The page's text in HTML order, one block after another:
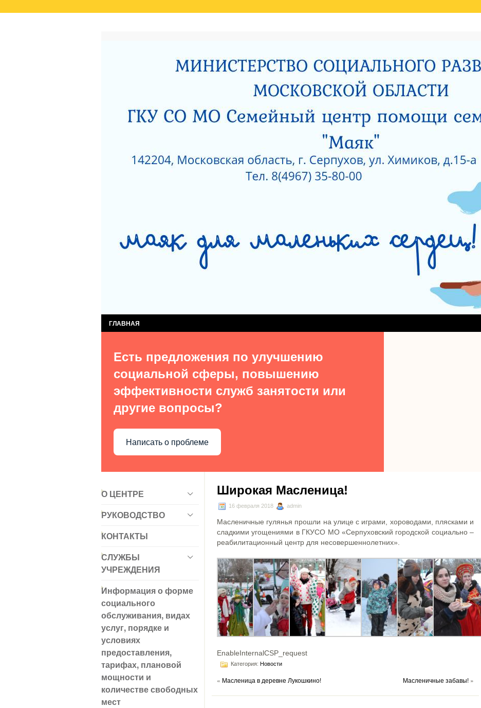
РОДИТЕЛЯМ О ПОЗИТИВНОМ МЫШЛЕНИИ РОДИТЕЛЯМ О ПОЗИТИВНОМ МЫШЛЕНИИ
АКТ ПРОВЕРКИ СЕРПУХОВСКОЙ ГОРОДСКОЙ ПРОКУРАТУРЫ САНИТАРНО — ЭПИДЕМИОЛОГИЧЕСКОЕ ЗАКЛЮЧЕНИЕ
ПОЛОЖЕНИЕ О ПОПЕЧИТЕЛЬСКОМ СОВЕТЕ ПРИ ГКУСО МО «СЕРПУХОВСКИЙ ГОРОДСКОЙ СОЦИАЛЬНО-РЕАБИЛИТАЦИОННЫЙ
ЗИМНИЕ ЗАБАВЫ ЧТО НУЖНО ЗНАТЬ О КОРРУПЦИИ ЛИЦЕНЗИЯ НА ОСУЩЕСТВЛЕНИЕ МЕДИЦИНСКОЙ ДЕЯТЕЛЬНОСТИ
КАК ЗАЩИТИТЬ РЕБЕНКА ОТ ПАДЕНИЯ ИЗ ОКНА? КАК ЗАЩИТИТЬ РЕБЕНКА ОТ ПАДЕНИЯ ИЗ ОКНА?
ЧТО НУЖНО ЗНАТЬ О КОРРУПЦИИ?
НЕЗАВИСИМАЯ ОЦЕНКА КАЧЕСТВА РАБОТЫ УЧРЕЖДЕНИЙ СОЦИАЛЬНОГО ОБСЛУЖИВАНИЯ, ПОДВЕДОМСТВЕННЫХ
ДОРОЖНАЯ КАРТА «ПО УЛУЧШЕНИЮ ОКАЗАНИЯ СОЦИАЛЬНЫХ УСЛУГ ПО РЕЗУЛЬТАТАМ НЕЗАВИСИМОЙ ОЦЕНКИ КАЧЕСТВА
«СЕРПУХОВСКИЙ ГОРОДСКОЙ СОЦИАЛЬНО-РЕАБИЛИТАЦИОННЫЙ ЦЕНТР ДЛЯ НЕСОВЕРШЕННОЛЕТНИХ» (2015 ГОД)
ПОРЯДОК
СЛУЖБА КОМПЛЕКСНОЙ ПОМОЩИ ДЕТЯМ СЛУЖБА СОПРОВОЖДЕНИЯ ЗАМЕЩАЮЩИХ СЕМЕЙ #15513 (БЕЗ НАЗВАНИЯ)
СЛУЖБА ПОСТИНТЕРНАТНОГО СОПРОВОЖДЕНИЯ ВЫПУСКНИКОВ ИЗ ЧИСЛА ДЕТЕЙ-СИРОТ УЧАСТКОВАЯ СОЦИАЛЬНАЯ
ГЛАВНАЯ
Есть предложения по улучшению
социальной сферы, повышению
эффективности служб занятости или
другие вопросы?
Написать о проблеме
О ЦЕНТРЕ
РУКОВОДСТВО
КОНТАКТЫ
СЛУЖБЫ
УЧРЕЖДЕНИЯ
Информация о форме
социального
обслуживания, видах
услуг, порядке и
условиях
предоставления,
тарифах, плановой
мощности и
количестве свободных
мест
Широкая Масленица!
16 февраля 2018 admin
Масленичные гулянья прошли на улице с играми, хороводами, плясками и
сладкими угощениями в ГКУСО МО «Серпуховский городской социально –
реабилитационный центр для несовершеннолетних».
EnableInternalCSP_request
Категория: Новости
« Масленица в деревне Лукошкино! Масленичные забавы! »